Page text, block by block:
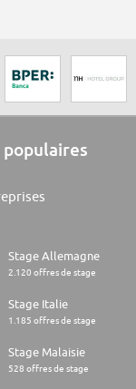
populaires
Stage Allemagne
2.120 offres de stage
Stage Italie
1.185 offres de stage
Stage Malaisie
528 offres de stage